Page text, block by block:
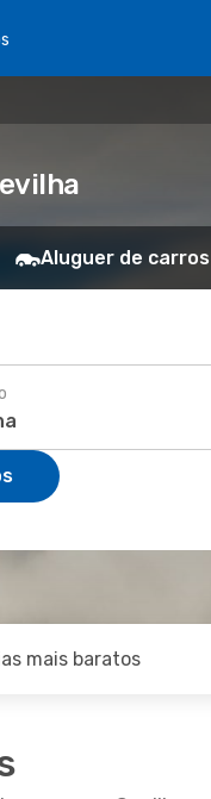
Aluguer de carros
mais baratos